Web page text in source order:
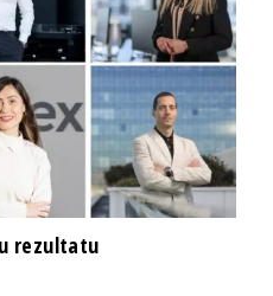
rezultatu